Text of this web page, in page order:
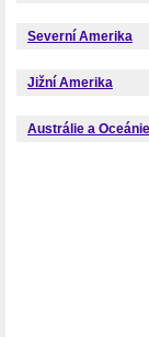
Severní Amerika
Jižní Amerika
Austrálie a Oceánie